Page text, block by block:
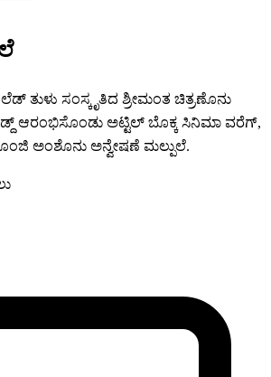
ತುಳು ಸಂಸ್ಕೃತಿದ ಶ್ರೀಮಂತ ಚಿತ್ರಣೊನು
ಆರಂಭಿಸೊಂಡು ಅಟ್ಟಿಲ್ ಬೊಕ್ಕ ಸಿನಿಮಾ ವರೆಗ್,
ಅಂಶೊನು ಅನ್ವೇಷಣೆ ಮಲ್ಪುಲೆ.